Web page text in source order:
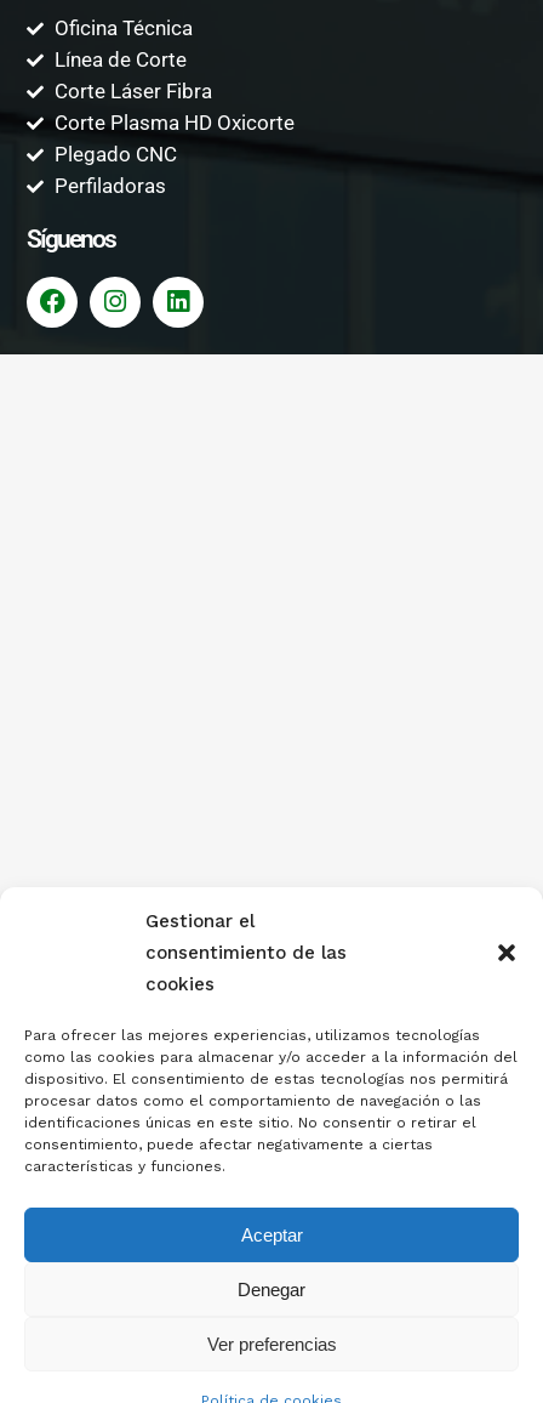
Gestionar el
consentimiento de las
cookies
Para ofrecer las mejores experiencias, utilizamos tecnologías
como las cookies para almacenar y/o acceder a la información del
dispositivo. El consentimiento de estas tecnologías nos permitirá
procesar datos como el comportamiento de navegación o las
identificaciones únicas en este sitio. No consentir o retirar el
consentimiento, puede afectar negativamente a ciertas
características y funciones.
Aceptar
Denegar
Ver preferencias
Oficina Técnica
Línea de Corte
Corte Láser Fibra
Corte Plasma HD Oxicorte
Plegado CNC
Perfiladoras
Síguenos